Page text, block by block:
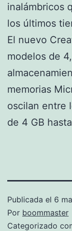
inalámbricos
los últimos
El nuevo
modelos de
memorias
oscilan entre
de 4 GB
Publicada el 6
Por boommaster
Categorizado